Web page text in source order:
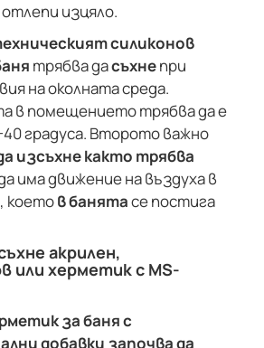
изцяло.
силиконов
трябва дасъхнепри
на околната среда.
в помещението трябва да е
градуса. Второто важно
изсъхне както трябва
има движение на въздуха в
коетов банятасе постига
акрилен,
или херметик с MS-
за баня с
добавки започва да